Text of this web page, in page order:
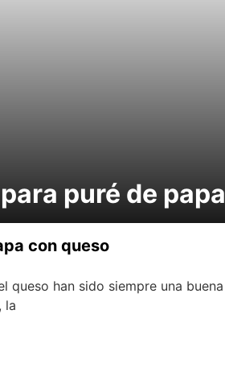
puré de papa
con queso
queso han sido siempre una buena
la